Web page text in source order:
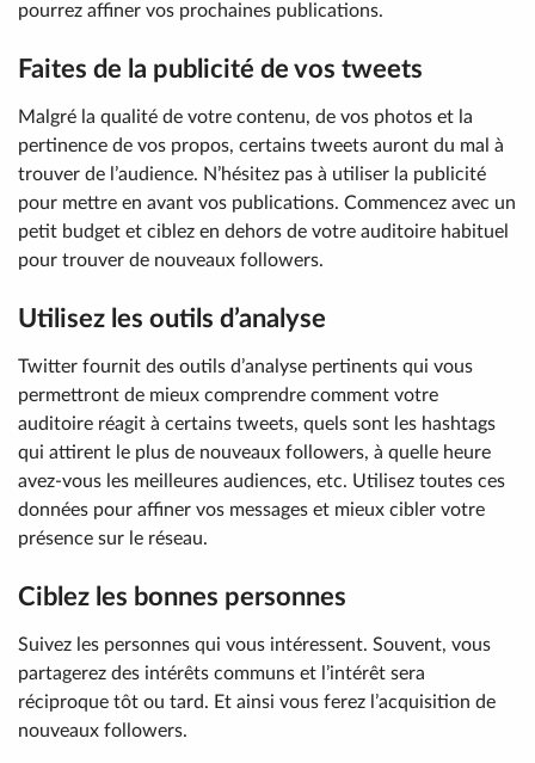
pourrez affiner vos prochaines publications.
Faites de la publicité de vos tweets
Malgré la qualité de votre contenu, de vos photos et la
pertinence de vos propos, certains tweets auront du mal à
trouver de l’audience. N’hésitez pas à utiliser la publicité
pour mettre en avant vos publications. Commencez avec un
petit budget et ciblez en dehors de votre auditoire habituel
pour trouver de nouveaux followers.
Utilisez les outils d’analyse
Twitter fournit des outils d’analyse pertinents qui vous
permettront de mieux comprendre comment votre
auditoire réagit à certains tweets, quels sont les hashtags
qui attirent le plus de nouveaux followers, à quelle heure
avez-vous les meilleures audiences, etc. Utilisez toutes ces
données pour affiner vos messages et mieux cibler votre
présence sur le réseau.
Ciblez les bonnes personnes
Suivez les personnes qui vous intéressent. Souvent, vous
partagerez des intérêts communs et l’intérêt sera
réciproque tôt ou tard. Et ainsi vous ferez l’acquisition de
nouveaux followers.